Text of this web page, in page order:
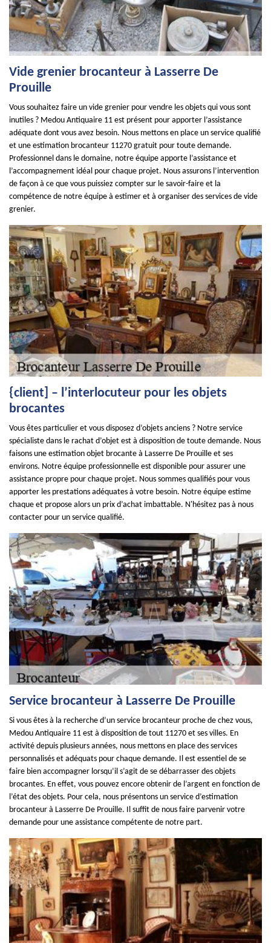
Vide grenier brocanteur à Lasserre De
Prouille
Vous souhaitez faire un vide grenier pour vendre les objets qui vous sont
inutiles ? Medou Antiquaire 11 est présent pour apporter l’assistance
adéquate dont vous avez besoin. Nous mettons en place un service qualifié
et une estimation brocanteur 11270 gratuit pour toute demande.
Professionnel dans le domaine, notre équipe apporte l’assistance et
l’accompagnement idéal pour chaque projet. Nous assurons l’intervention
de façon à ce que vous puissiez compter sur le savoir-faire et la
compétence de notre équipe à estimer et à organiser des services de vide
grenier.
{client] – l’interlocuteur pour les objets
brocantes
Vous êtes particulier et vous disposez d’objets anciens ? Notre service
spécialiste dans le rachat d’objet est à disposition de toute demande. Nous
faisons une estimation objet brocante à Lasserre De Prouille et ses
environs. Notre équipe professionnelle est disponible pour assurer une
assistance propre pour chaque projet. Nous sommes qualifiés pour vous
apporter les prestations adéquates à votre besoin. Notre équipe estime
chaque et propose alors un prix d’achat imbattable. N'hésitez pas à nous
contacter pour un service qualifié.
Service brocanteur à Lasserre De Prouille
Si vous êtes à la recherche d’un service brocanteur proche de chez vous,
Medou Antiquaire 11 est à disposition de tout 11270 et ses villes. En
activité depuis plusieurs années, nous mettons en place des services
personnalisés et adéquats pour chaque demande. Il est essentiel de se
faire bien accompagner lorsqu’il s’agit de se débarrasser des objets
brocantes. En effet, vous pouvez encore obtenir de l’argent en fonction de
l’état des objets. Pour cela, nous présentons un service d’estimation
brocanteur à Lasserre De Prouille. Il suffit de nous faire parvenir votre
demande pour une assistance compétente de notre part.